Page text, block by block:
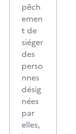
pêch
emen
t de
siéger
des
perso
nnes
désig
nées
par
elles,